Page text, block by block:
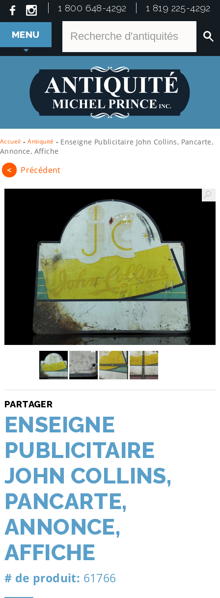
1 800 648-4292 1 819 225-4292
MENU
Accueil - Antiquité - Enseigne Publicitaire John Collins, Pancarte,
Annonce, Affiche
< Précédent
PARTAGER
ENSEIGNE
PUBLICITAIRE
JOHN COLLINS,
PANCARTE,
ANNONCE,
AFFICHE
# de produit: 61766